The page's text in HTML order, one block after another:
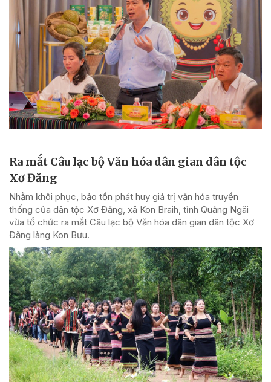
Ra mắt Câu lạc bộ Văn hóa dân gian dân tộc
Xơ Đăng
Nhằm khôi phục, bảo tồn phát huy giá trị văn hóa truyền
thống của dân tộc Xơ Đăng, xã Kon Braih, tỉnh Quảng Ngãi
vừa tổ chức ra mắt Câu lạc bộ Văn hóa dân gian dân tộc Xơ
Đăng làng Kon Bưu.